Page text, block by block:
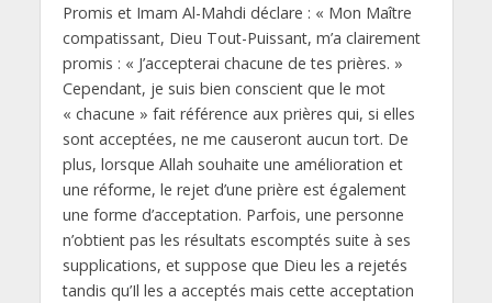
Promis et Imam Al-Mahdi déclare : « Mon Maître
compatissant, Dieu Tout-Puissant, m’a clairement
promis : « J’accepterai chacune de tes prières. »
Cependant, je suis bien conscient que le mot
« chacune » fait référence aux prières qui, si elles
sont acceptées, ne me causeront aucun tort. De
plus, lorsque Allah souhaite une amélioration et
une réforme, le rejet d’une prière est également
une forme d’acceptation. Parfois, une personne
n’obtient pas les résultats escomptés suite à ses
supplications, et suppose que Dieu les a rejetés
tandis qu’Il les a acceptés mais cette acceptation